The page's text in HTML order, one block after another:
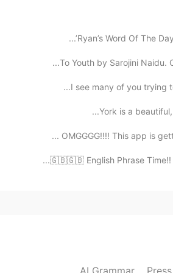
2021.01.24 02:20
sin saber
Ryan’s Word Of The
To Youth by Sarojini Naidu.
I see many of you trying
York is a
OMGGGG!!!! This app is
🇬🇧🇬🇧 English Phrase Time!!
AI Grammar